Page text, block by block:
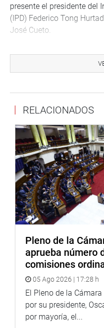
presente el presidente del
(IPD) Federico Tong
José Cueto.
Juegos Panamericanos y
2027 y, asimismo, para el
participó en distintas
Política Interparlamentaria
Internacional de
de los Estados Unidos,
RELACIONADOS
Pleno de la
aprueba número
comisiones
05 Ago 2026 | 17:28 h
El Pleno de la
por su presidente,
por mayoría, el...